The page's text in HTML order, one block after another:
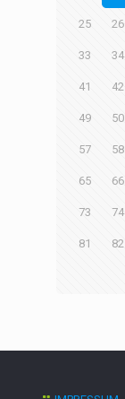
25 26
33 34
41 42
49 50
57 58
65 66
73 74
81 82